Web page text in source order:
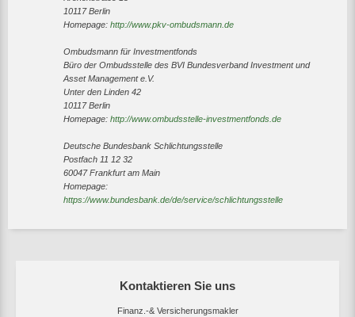
Kontaktieren Sie uns
Finanz.-& Versicherungsmakler
10117 Berlin
Homepage: http://www.pkv-ombudsmann.de
Ombudsmann für Investmentfonds
Büro der Ombudsstelle des BVI Bundesverband Investment und
Asset Management e.V.
Unter den Linden 42
10117 Berlin
Homepage: http://www.ombudsstelle-investmentfonds.de
Deutsche Bundesbank Schlichtungsstelle
Postfach 11 12 32
60047 Frankfurt am Main
Homepage:
https://www.bundesbank.de/de/service/schlichtungsstelle